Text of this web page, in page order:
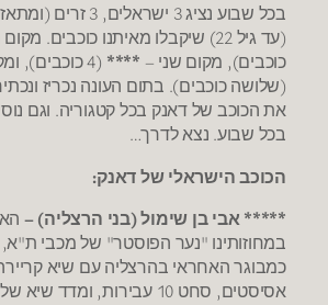
(עד גיל 22) שיקבלו מאיתנו כוכבים. מקום ראשון –
כוכבים), מקום שני – **** (4 כוכבים), ומקום שלישי –
(שלושה כוכבים). בתום העונה נכריז
את הכוכב של דאנק בכל קטגוריה. וגם
בכל שבוע. נצא לדרך…
הכוכב הישראלי של דאנק:
***** אבי בן שימול (בני הרצליה) –
במחוזותינו "נער הפוסטר" של מכבי
אסיסטים, סחט 10 עבירות, ומדד שיא של 31.